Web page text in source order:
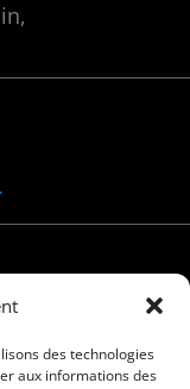
des technologies
aux informations des